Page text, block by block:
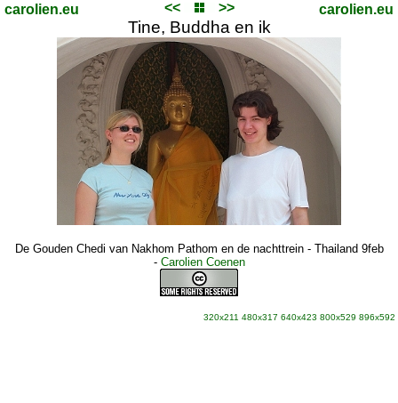
carolien.eu << >> carolien.eu
Tine, Buddha en ik
De Gouden Chedi van Nakhom Pathom en de nachttrein - Thailand 9feb
- Carolien Coenen
320x211 480x317 640x423 800x529 896x592